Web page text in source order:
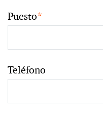
Puesto*
Teléfono